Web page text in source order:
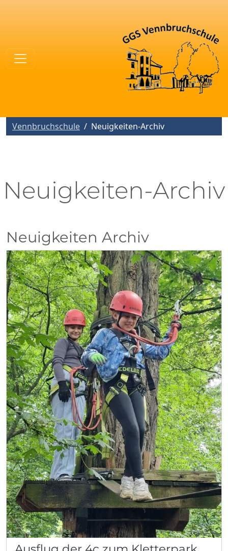
Vennbruchschule Neuigkeiten-Archiv
Neuigkeiten-Archiv
Neuigkeiten Archiv